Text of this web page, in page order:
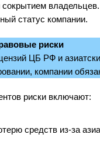
статус компании.
риски
ЦБ РФ и
компании
риски включают:
средств из-за